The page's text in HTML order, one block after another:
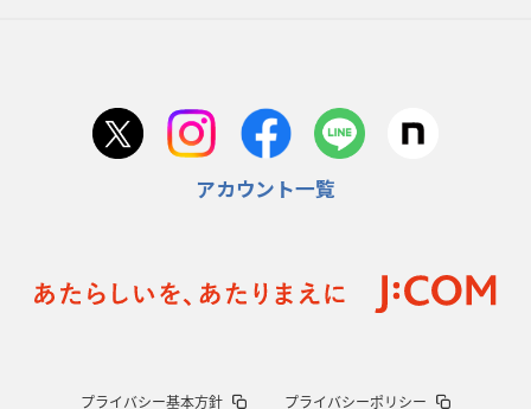
首位スピアーズ、充実の攻撃力 「湧き出る」パスでトライ量産
2026年1月8日(木)更新
ルディケ「15番はゲームドライバ
2025年12月25日(木)更新
アカウント一覧
プライバシー基本方針 プライバシーポリシー